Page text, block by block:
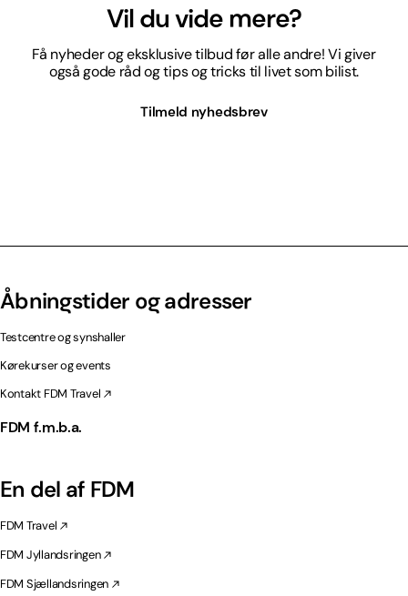
Vil du vide mere?
Få nyheder og eksklusive tilbud før alle andre! Vi giver
også gode råd og tips og tricks til livet som bilist.
Tilmeld nyhedsbrev
Åbningstider og adresser
Testcentre og synshaller
Kørekurser og events
Kontakt FDM Travel
FDM f.m.b.a.
En del af FDM
FDM Travel
FDM Jyllandsringen
FDM Sjællandsringen